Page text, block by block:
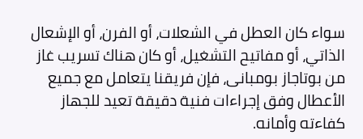
سواء كان العطل في الشعلات، أو الفرن، أو الإشعال
الذاتي، أو مفاتيح التشغيل، أو كان هناك تسريب غاز
من بوتاجاز بومبانى، فإن فريقنا يتعامل مع جميع
الأعطال وفق إجراءات فنية دقيقة تعيد للجهاز
كفاءته وأمانه.